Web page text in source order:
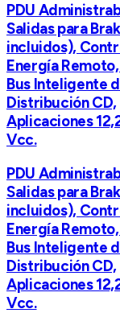
PDU
Salidas para
incluidos),
Energía
Bus Inteligente
Distribución CD,
Aplicaciones
Vcc.
PDU
Salidas para
incluidos),
Energía
Bus Inteligente
Distribución CD,
Aplicaciones
Vcc.